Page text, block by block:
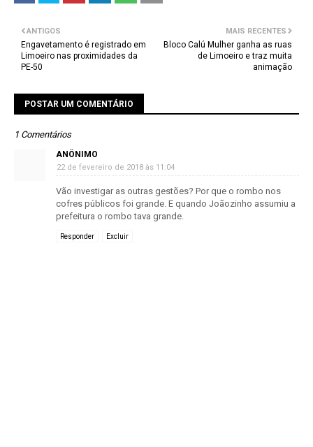
MAIS RECENTES
Bloco Calú Mulher ganha as ruas
de Limoeiro e traz muita
animação
ANTIGOS
Engavetamento é registrado em
Limoeiro nas proximidades da
PE-50
POSTAR UM COMENTÁRIO
1 Comentários
ANÔNIMO
22 de fevereiro de 2018 às 11:04
Vão investigar as outras gestões? Por que o rombo nos
cofres públicos foi grande. E quando Joãozinho assumiu a
prefeitura o rombo tava grande.
Responder Excluir